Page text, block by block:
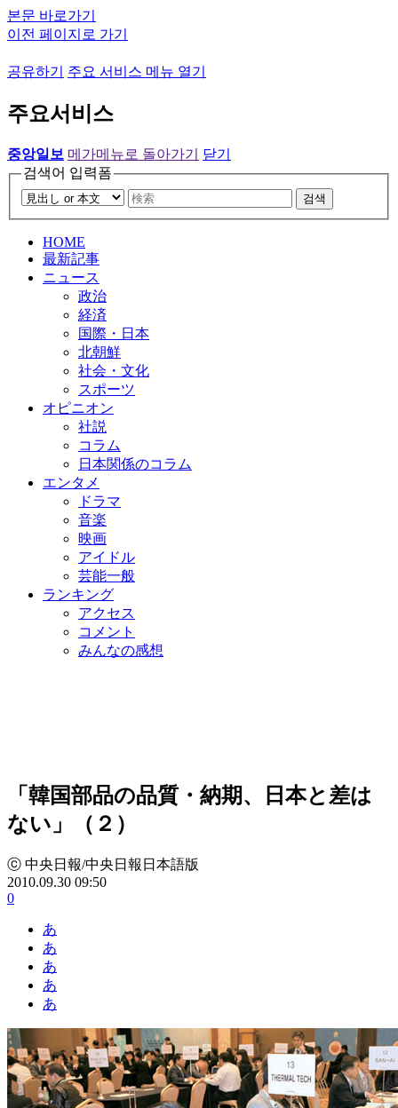
본문 바로가기
이전 페이지로 가기
공유하기 주요 서비스 메뉴 열기
주요서비스
중앙일보 메가메뉴로 돌아가기
닫기
검색어 입력폼
검색
HOME
最新記事
ニュース
政治
経済
国際・日本
北朝鮮
社会・文化
スポーツ
オピニオン
社説
コラム
日本関係のコラム
エンタメ
ドラマ
音楽
映画
アイドル
芸能一般
ランキング
アクセス
コメント
みんなの感想
「韓国部品の品質・納期、日本と差は
ない」（２）
ⓒ 中央日報/中央日報日本語版
2010.09.30 09:50
0
あ
あ
あ
あ
あ